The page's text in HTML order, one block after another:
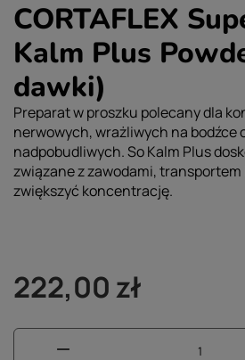
CORTAFLEX
Kalm Plus
dawki)
Preparat w proszku polecany dla
nerwowych, wrażliwych na bodźce
nadpobudliwych. So Kalm Plus
związane z zawodami, transportem
zwiększyć koncentrację.
222,00 zł